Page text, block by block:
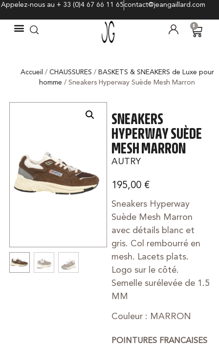
Appelez-nous au + 33 (0)4 67 66 11 65contact@jeangaillard.com
0
Accueil / CHAUSSURES / BASKETS & SNEAKERS de Luxe pour
homme / Sneakers Hyperway Suède Mesh Marron
SNEAKERS
HYPERWAY SUÈDE
MESH MARRON
AUTRY
195,00€
Sneakers Hyperway
Suède Mesh Marron
avec détails blanc et
gris. Col rembourré en
mesh. Lacets plats.
Logo sur le côté.
Semelle surélevée de 1.5
MM
Couleur : MARRON
POINTURES FRANCAISES